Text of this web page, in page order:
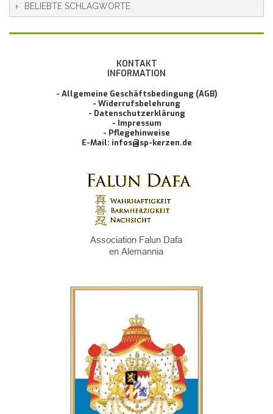
BELIEBTE SCHLAGWORTE
KONTAKT
INFORMATION
- Allgemeine Geschäftsbedingung (AGB)
- Widerrufsbelehrung
- Datenschutzerklärung
- Impressum
- Pflegehinweise
E-Mail: infos@sp-kerzen.de